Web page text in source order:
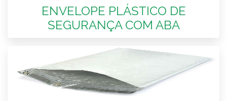
ENVELOPE PLÁSTICO DE
SEGURANÇA COM ABA